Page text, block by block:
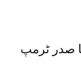
صدر ٹرمپ